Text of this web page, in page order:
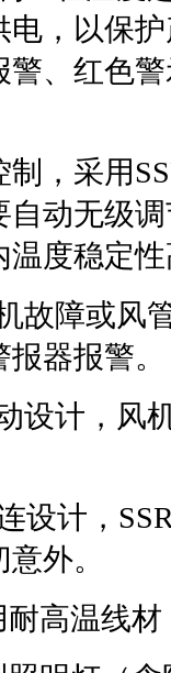
电，以保
、红色
制，采用
动无级
温度稳定
故障或风
器报警。
设计，风
设计，
外。
耐高温线